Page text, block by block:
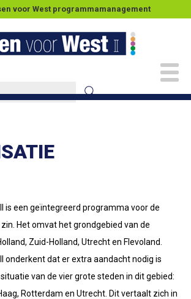
voor West programmamanagement
is een geïntegreerd programma voor de
Het omvat het grondgebied van de
Zuid-Holland, Utrecht en Flevoland.
onderkent dat er extra aandacht nodig is
van de vier grote steden in dit gebied:
Rotterdam en Utrecht. Dit vertaalt zich in